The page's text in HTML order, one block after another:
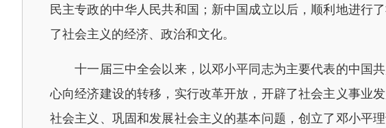
民主专政的中华人民共和国；新中国成立以后，顺利地进行
了社会主义的经济、政治和文化。
十一届三中全会以来，以邓小平同志为主要代表的中国共
心向经济建设的转移，实行改革开放，开辟了社会主义事业
社会主义、巩固和发展社会主义的基本问题，创立了邓小平